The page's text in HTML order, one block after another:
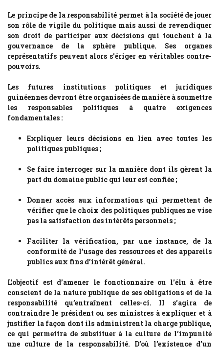
Le principe de la responsabilité permet à la société de jouer
son rôle de vigile du politique mais aussi de revendiquer
son droit de participer aux décisions qui touchent à la
gouvernance de la sphère publique. Ses organes
représentatifs peuvent alors s’ériger en véritables contre-
pouvoirs.
Les futures institutions politiques et juridiques
guinéennes devront être organisées de manière à soumettre
les responsables politiques à quatre exigences
fondamentales :
Expliquer leurs décisions en lien avec toutes les
politiques publiques ;
Se faire interroger sur la manière dont ils gèrent la
part du domaine public qui leur est confiée ;
Donner accès aux informations qui permettent de
vérifier que le choix des politiques publiques ne vise
pas la satisfaction des intérêts personnels ;
Faciliter la vérification, par une instance, de la
conformité de l’usage des ressources et des appareils
publics aux fins d’intérêt général.
L’objectif est d’amener le fonctionnaire ou l’élu à être
conscient de la nature publique de ses obligations et de la
responsabilité qu’entraînent celles-ci. Il s’agira de
contraindre le président ou ses ministres à expliquer et à
justifier la façon dont ils administrent la charge publique,
ce qui permettra de substituer à la culture de l’impunité
une culture de la responsabilité. D’où l’existence d’un